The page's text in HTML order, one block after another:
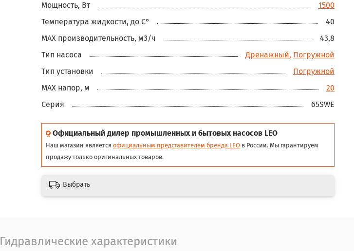
Мощность, Вт
1500
Температура жидкости, до С°
40
MAX производительность, м3/ч
43,8
Тип насоса
Дренажный, Погружной
Тип установки
Погружной
MAX напор, м
20
Серия
65SWE
Официальный дилер промышленных и бытовых насосов LEO
Наш магазин является официальным представителем бренда LEO в России. Мы гарантируем
продажу только оригинальных товаров.
Выбрать
Гидравлические характеристики